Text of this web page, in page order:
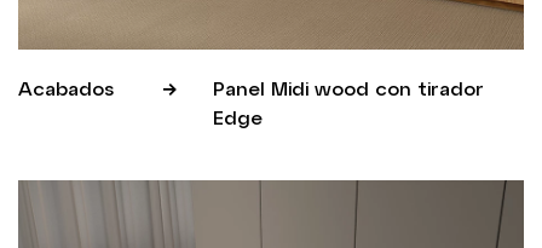
Acabados
Panel Midi wood con tirador
Edge